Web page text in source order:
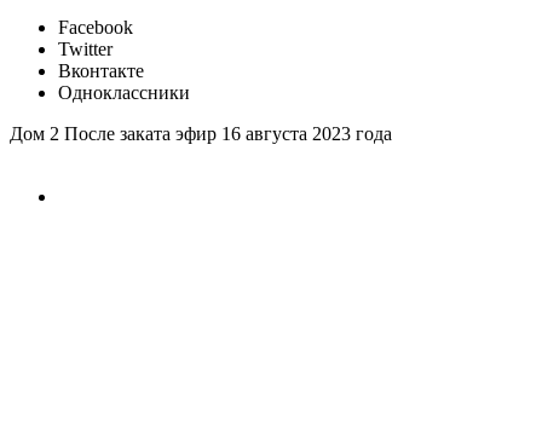
Facebook
Twitter
Вконтакте
Одноклассники
Дом 2 После заката эфир 16 августа 2023 года